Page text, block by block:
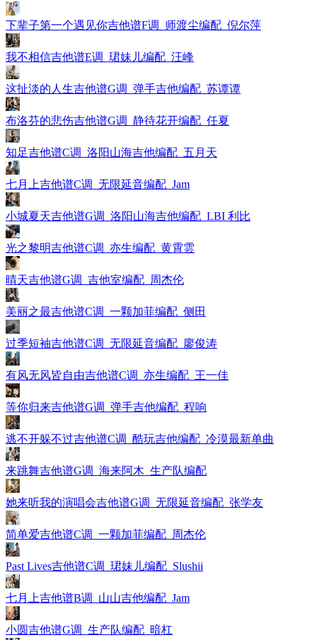
下辈子第一个遇见你吉他谱F调_师渡尘编配_倪尔萍
我不相信吉他谱E调_珺妹儿编配_汪峰
这扯淡的人生吉他谱G调_弹手吉他编配_苏谭谭
布洛芬的悲伤吉他谱G调_静待花开编配_任夏
知足吉他谱C调_洛阳山海吉他编配_五月天
七月上吉他谱C调_无限延音编配_Jam
小城夏天吉他谱G调_洛阳山海吉他编配_LBI 利比
光之黎明吉他谱C调_亦生编配_黄霄雲
晴天吉他谱G调_吉他室编配_周杰伦
美丽之最吉他谱C调_一颗加菲编配_侧田
过季短袖吉他谱C调_无限延音编配_廖俊涛
有风无风皆自由吉他谱C调_亦生编配_王一佳
等你归来吉他谱G调_弹手吉他编配_程响
逃不开躲不过吉他谱C调_酷玩吉他编配_冷漠最新单曲
来跳舞吉他谱G调_海来阿木_生产队编配
她来听我的演唱会吉他谱G调_无限延音编配_张学友
简单爱吉他谱C调_一颗加菲编配_周杰伦
Past Lives吉他谱C调_珺妹儿编配_Slushii
七月上吉他谱B调_山山吉他编配_Jam
小圆吉他谱G调_生产队编配_暗杠